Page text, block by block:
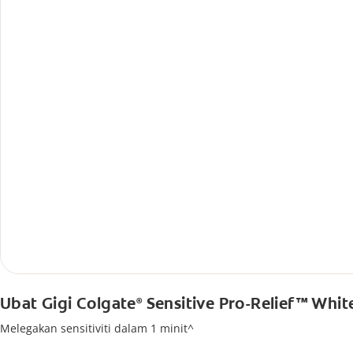
Ubat Gigi Colgate®Sensitive Pro-Relief™
Melegakan sensitiviti dalam 1 minit^